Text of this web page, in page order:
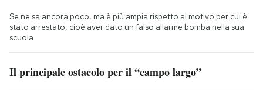
Se ne sa ancora poco, ma è più ampia rispetto al motivo per cui è
stato arrestato, cioè aver dato un falso allarme bomba nella sua
scuola
Il principale ostacolo per il “campo largo”